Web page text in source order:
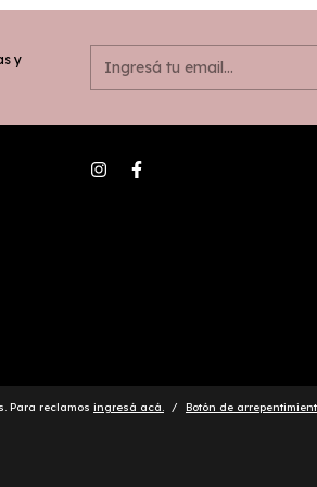
y
Para reclamos ingresá acá. / Botón de